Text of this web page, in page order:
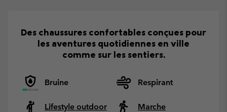
Des chaussures confortables conçues pour
les aventures quotidiennes en ville
comme sur les sentiers.
Bruine Respirant
Lifestyle outdoor Marche